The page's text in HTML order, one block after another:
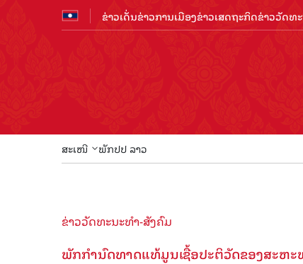
ຂ່າວເດັ່ນຂ່າວການເມືອງຂ່າວເສດຖະກິດຂ່າວວັດທ
ສະເໜີ ພັກປປ ລາວ
ຂ່າວວັດທະນະທຳ-ສັງຄົມ
ພັກກໍານົດທາດແທ້ມູນເຊື້ອປະຕິວັດຂອງສະຫະ